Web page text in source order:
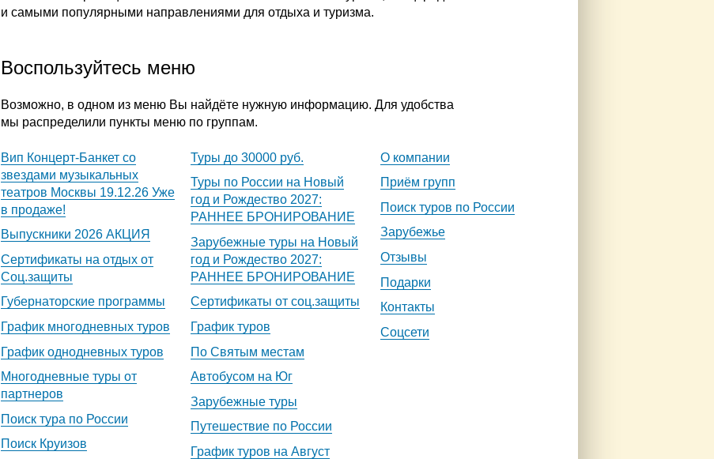
и самыми популярными направлениями для отдыха и туризма.
Воспользуйтесь меню
Возможно, в одном из меню Вы найдёте нужную информацию. Для удобства
мы распределили пункты меню по группам.
Вип Концерт-Банкет со
звездами музыкальных
театров Москвы 19.12.26 Уже
в продаже!
Выпускники 2026 АКЦИЯ
Сертификаты на отдых от
Соц.защиты
Губернаторские программы
График многодневных туров
График однодневных туров
Многодневные туры от
партнеров
Поиск тура по России
Поиск Круизов
Туры до 30000 руб.
Туры по России на Новый
год и Рождество 2027:
РАННЕЕ БРОНИРОВАНИЕ
Зарубежные туры на Новый
год и Рождество 2027:
РАННЕЕ БРОНИРОВАНИЕ
Сертификаты от соц.защиты
График туров
По Святым местам
Автобусом на Юг
Зарубежные туры
Путешествие по России
График туров на Август
О компании
Приём групп
Поиск туров по России
Зарубежье
Отзывы
Подарки
Контакты
Соцсети